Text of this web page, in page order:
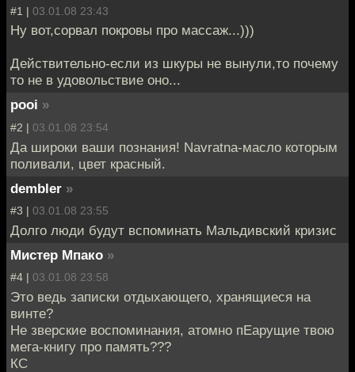
#1 | 03.01.08 23:43
Ну вот,сорвал покровы про массаж...)))
Действительно-если из шкуры не вынули,то почему
то не в удовольствие оно...
pooi »
#2 | 03.01.08 23:54
Да широки ваши познания! Navratna-масло которым
поливали, цвет красный.
dembler »
#3 | 03.01.08 23:55
Долго люди будут вспоминать Мальдивский кризис
Мистер Мпако »
#4 | 03.01.08 23:58
Это ведь записки отдыхающего, хранящиеся на
винте?
Не зверские воспоминания, атомно пЕарущие твою
мега-книгу про память???
КС